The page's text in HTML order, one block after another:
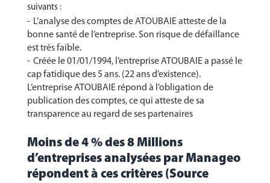
suivants :
L’analyse des comptes de ATOUBAIE atteste de la
bonne santé de l’entreprise. Son risque de défaillance
est très faible.
Créée le 01/01/1994, l’entreprise ATOUBAIE a passé le
cap fatidique des 5 ans. (22 ans d’existence).
L’entreprise ATOUBAIE répond à l’obligation de
publication des comptes, ce qui atteste de sa
transparence au regard de ses partenaires
Moins de 4 % des 8 Millions
d’entreprises analysées par Manageo
répondent à ces critères (Source